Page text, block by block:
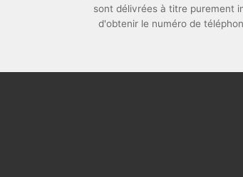
sont délivrées à titre purement
d'obtenir le numéro de